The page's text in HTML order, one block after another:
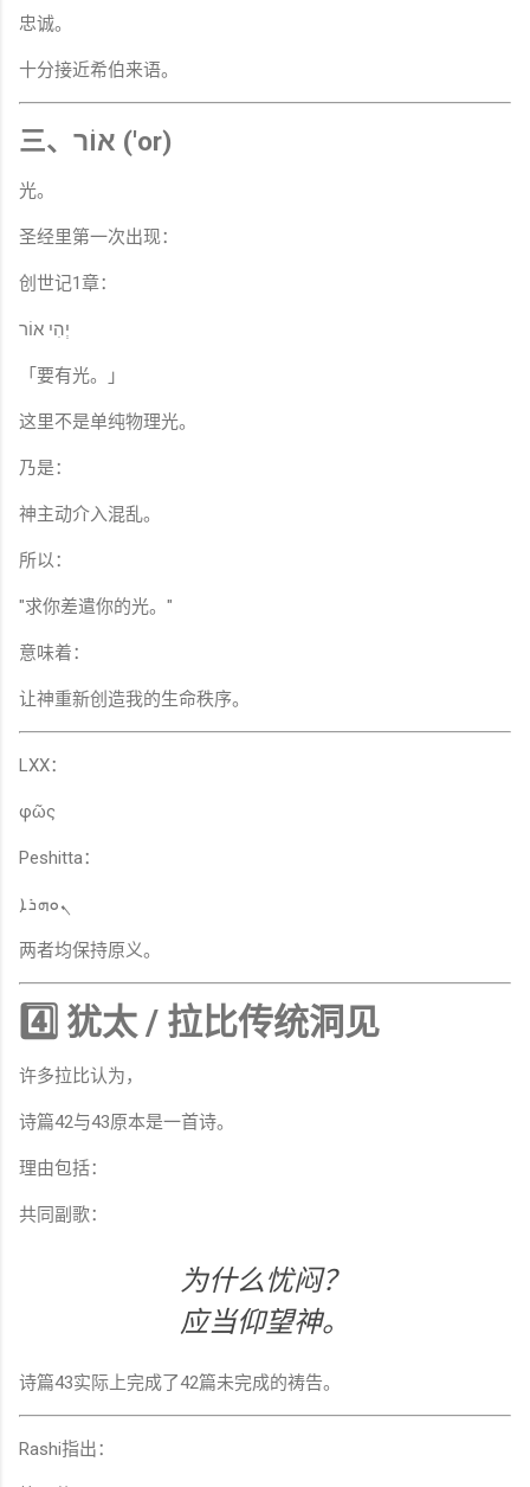
忠诚。
十分接近希伯来语。
三、אוֹר ('or)
光。
圣经里第一次出现：
创世记1章：
יְהִי אוֹר
「要有光。」
这里不是单纯物理光。
乃是：
神主动介入混乱。
所以：
"求你差遣你的光。"
意味着：
让神重新创造我的生命秩序。
LXX：
φῶς
Peshitta：
ܢܘܗܪܐ
两者均保持原义。
4️⃣ 犹太 / 拉比传统洞见
许多拉比认为，
诗篇42与43原本是一首诗。
理由包括：
共同副歌：
为什么忧闷？
应当仰望神。
诗篇43实际上完成了42篇未完成的祷告。
Rashi指出：